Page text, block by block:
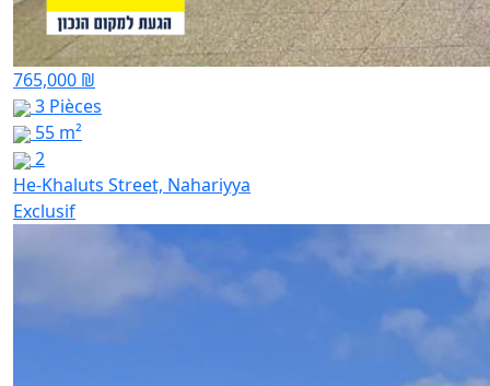
765,000 ₪
3 Pièces
55 m²
2
He-Khaluts Street, Nahariyya
Exclusif